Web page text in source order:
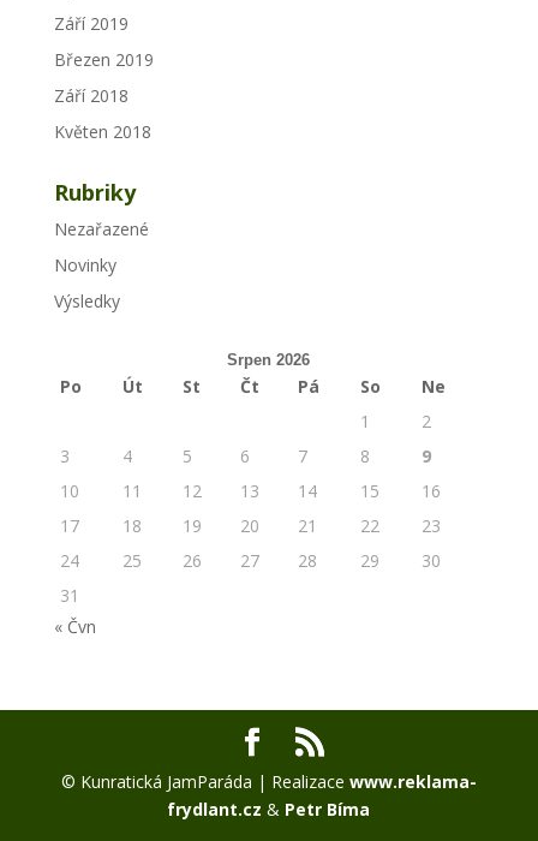
Září 2019
Březen 2019
Září 2018
Květen 2018
Rubriky
Nezařazené
Novinky
Výsledky
Srpen 2026
Po Út St Čt Pá So
Ne
1
2
3
4 5 6 7 8
9
10
11 12 13 14 15
16
17
18 19 20 21 22
23
24
25 26 27 28 29
30
31
« Čvn
© Kunratická JamParáda | Realizace www.reklama-
frydlant.cz & Petr Bíma